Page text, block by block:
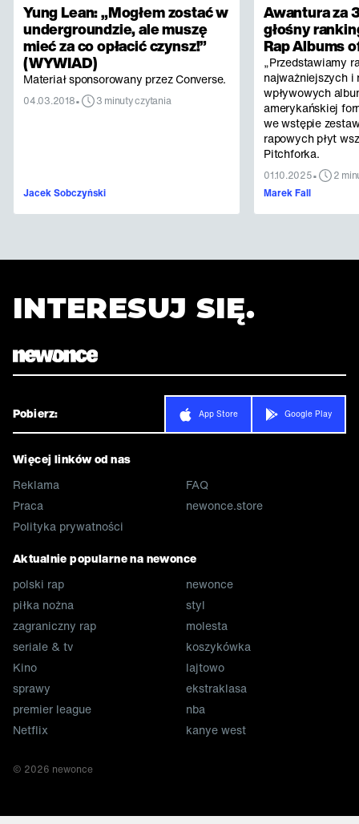
Yung Lean: „Mogłem zostać w
undergroundzie, ale muszę
mieć za co opłacić czynsz!”
(WYWIAD)
Materiał sponsorowany przez Converse.
04.03.2018• 3 minuty czytania
Jacek Sobczyński
Awantura za
głośny
Rap Albums
„Przedstawiamy
najważniejszych i
wpływowych
amerykańskiej
we wstępie
rapowych płyt
Pitchforka.
01.10.2025•
2
Marek Fall
INTERESUJ SIĘ.
Pobierz: App Store Google Play
Więcej linków od nas
Reklama
Praca
Polityka prywatności
FAQ
newonce.store
Aktualnie popularne na newonce
polski rap
piłka nożna
zagraniczny rap
seriale & tv
Kino
sprawy
premier league
Netflix
newonce
styl
molesta
koszykówka
lajtowo
ekstraklasa
nba
kanye west
© 2026 newonce